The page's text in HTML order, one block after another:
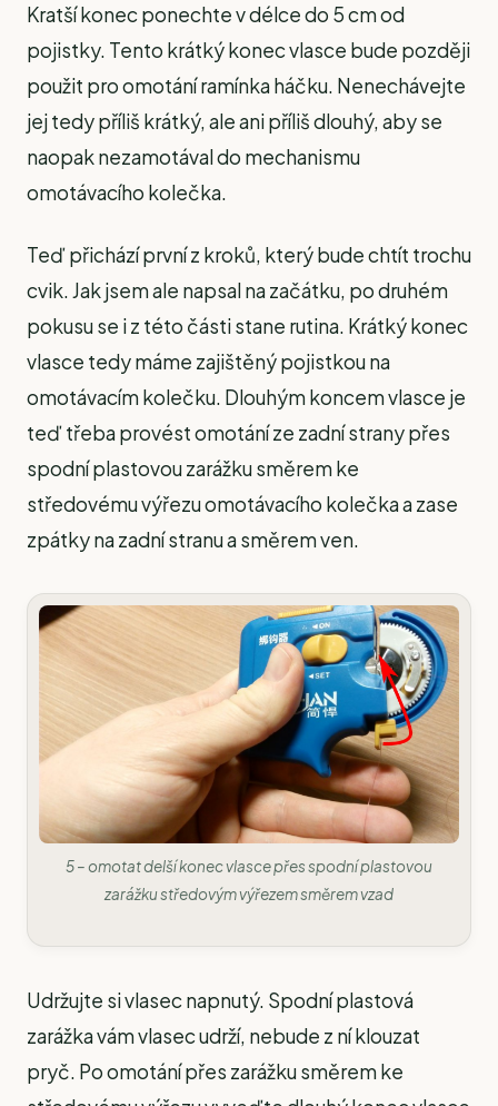
Kratší konec ponechte v délce do 5 cm od
pojistky. Tento krátký konec vlasce bude později
použit pro omotání ramínka háčku. Nenechávejte
jej tedy příliš krátký, ale ani příliš dlouhý, aby se
naopak nezamotával do mechanismu
omotávacího kolečka.
Teď přichází první z kroků, který bude chtít trochu
cvik. Jak jsem ale napsal na začátku, po druhém
pokusu se i z této části stane rutina. Krátký konec
vlasce tedy máme zajištěný pojistkou na
omotávacím kolečku. Dlouhým koncem vlasce je
teď třeba provést omotání ze zadní strany přes
spodní plastovou zarážku směrem ke
středovému výřezu omotávacího kolečka a zase
zpátky na zadní stranu a směrem ven.
5 – omotat delší konec vlasce přes spodní plastovou
zarážku středovým výřezem směrem vzad
Udržujte si vlasec napnutý. Spodní plastová
zarážka vám vlasec udrží, nebude z ní klouzat
pryč. Po omotání přes zarážku směrem ke